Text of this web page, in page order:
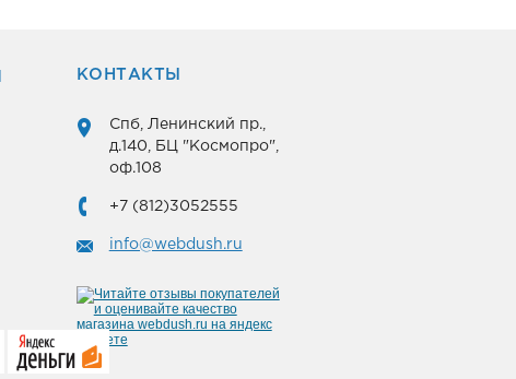
КОНТАКТЫ
Спб, Ленинский пр.,
д.140, БЦ "Космопро",
оф.108
+7 (812)3052555
info@webdush.ru